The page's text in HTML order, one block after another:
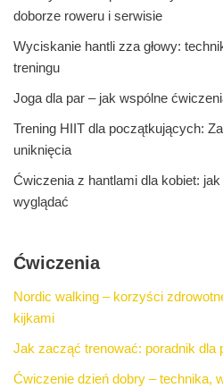
doborze roweru i serwisie
Wyciskanie hantli zza głowy:
treningu
Joga dla par – jak wspólne
Trening HIIT dla początkujących:
uniknięcia
Ćwiczenia z hantlami dla kobiet:
wyglądać
Ćwiczenia
Nordic walking – korzyści
kijkami
Jak zacząć trenować: poradnik dla
Ćwiczenie dzień dobry – technika,